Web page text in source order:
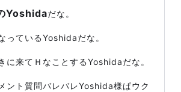
Yoshidaだな。
っているYoshidaだな。
に来てＨなことするYoshidaだな。
ント質問バレバレYoshida様ぱウク